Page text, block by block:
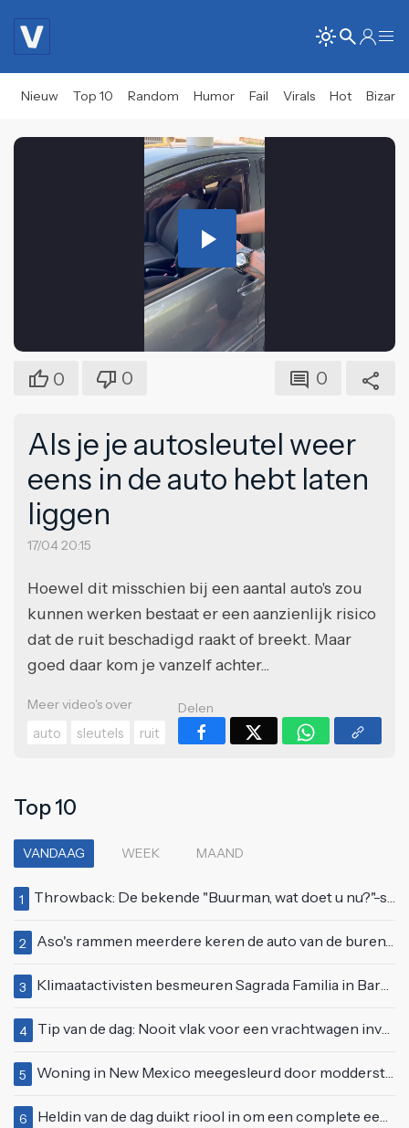
Nieuw Top 10 Random Humor Fail Virals Hot Bizar
Play
Video
0 0 0
Als je je autosleutel weer
eens in de auto hebt laten
liggen
17/04 20:15
Hoewel dit misschien bij een aantal auto's zou
kunnen werken bestaat er een aanzienlijk risico
dat de ruit beschadigd raakt of breekt. Maar
goed daar kom je vanzelf achter...
Meer video's over
auto
sleutels ruit
Delen
Top 10
VANDAAG WEEK MAAND
1 Throwback: De bekende "Buurman, wat doet u nu?"-scène uit Flodder met Tatjana Šimić
2 Aso's rammen meerdere keren de auto van de buren, maar doen alsof er niets gebeurd is
3 Klimaatactivisten besmeuren Sagrada Familia in Barcelona met lading verf
4 Tip van de dag: Nooit vlak voor een vrachtwagen invoegen
5 Woning in New Mexico meegesleurd door modderstroom
6 Heldin van de dag duikt riool in om een complete eendenfamilie te redden